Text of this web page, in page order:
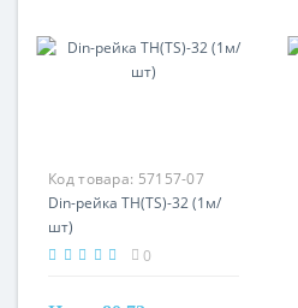
Код товара: 57157-07
Din-рейка TH(TS)-32 (1м/
шт)
0